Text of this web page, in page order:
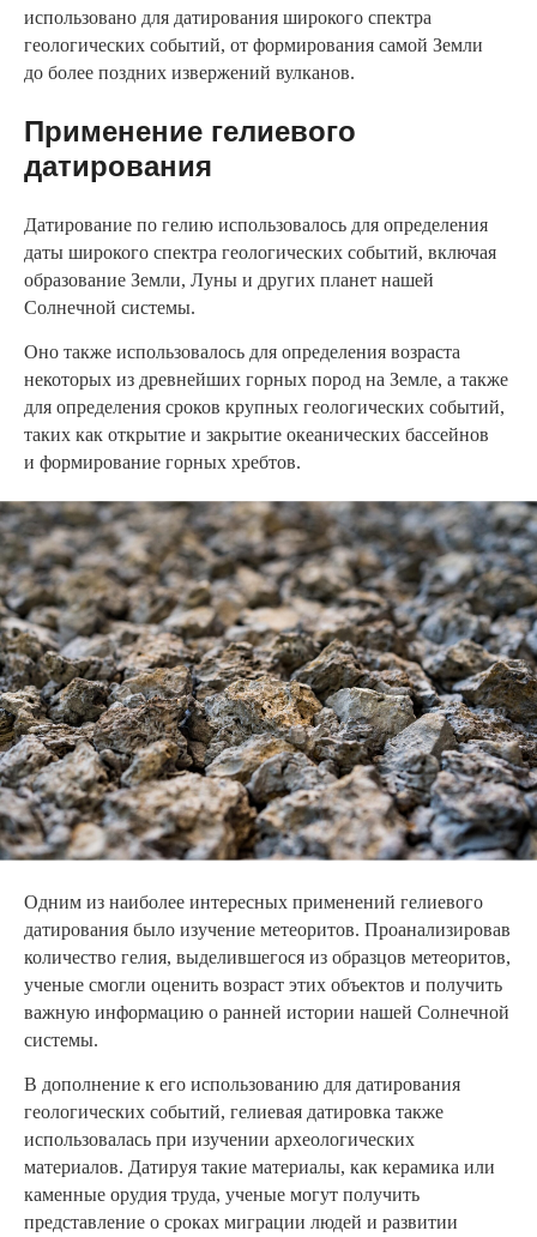
использовано для датирования широкого спектра
геологических событий, от формирования самой Земли
до более поздних извержений вулканов.
Применение гелиевого
датирования
Датирование по гелию использовалось для определения
даты широкого спектра геологических событий, включая
образование Земли, Луны и других планет нашей
Солнечной системы.
Оно также использовалось для определения возраста
некоторых из древнейших горных пород на Земле, а также
для определения сроков крупных геологических событий,
таких как открытие и закрытие океанических бассейнов
и формирование горных хребтов.
Одним из наиболее интересных применений гелиевого
датирования было изучение метеоритов. Проанализировав
количество гелия, выделившегося из образцов метеоритов,
ученые смогли оценить возраст этих объектов и получить
важную информацию о ранней истории нашей Солнечной
системы.
В дополнение к его использованию для датирования
геологических событий, гелиевая датировка также
использовалась при изучении археологических
материалов. Датируя такие материалы, как керамика или
каменные орудия труда, ученые могут получить
представление о сроках миграции людей и развитии